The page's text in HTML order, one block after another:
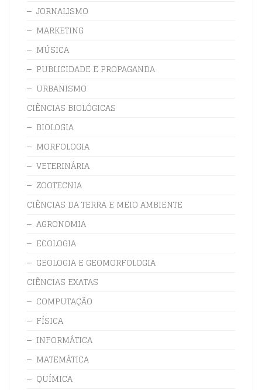
JORNALISMO
MARKETING
MÚSICA
PUBLICIDADE E PROPAGANDA
URBANISMO
CIÊNCIAS BIOLÓGICAS
BIOLOGIA
MORFOLOGIA
VETERINÁRIA
ZOOTECNIA
CIÊNCIAS DA TERRA E MEIO AMBIENTE
AGRONOMIA
ECOLOGIA
GEOLOGIA E GEOMORFOLOGIA
CIÊNCIAS EXATAS
COMPUTAÇÃO
FÍSICA
INFORMÁTICA
MATEMÁTICA
QUÍMICA